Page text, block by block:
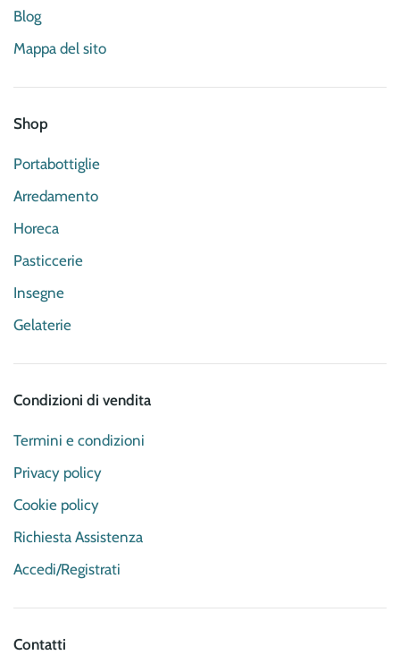
Blog
Mappa del sito
Shop
Portabottiglie
Arredamento
Horeca
Pasticcerie
Insegne
Gelaterie
Condizioni di vendita
Termini e condizioni
Privacy policy
Cookie policy
Richiesta Assistenza
Accedi/Registrati
Contatti